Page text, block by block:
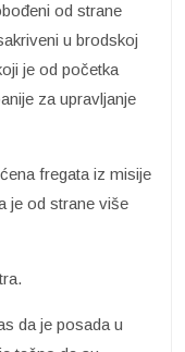
od strane
u brodskoj
je od početka
za upravljanje
fregata iz misije
je od strane više
da je posada u